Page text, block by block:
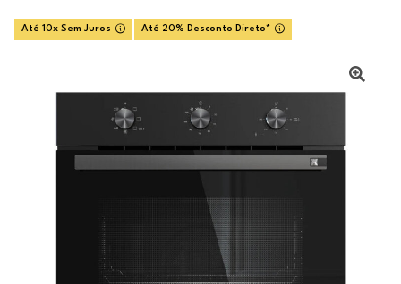
Até 10x Sem Juros Até 20% Desconto Direto*